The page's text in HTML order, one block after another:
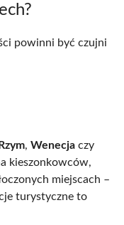
powinni być czujni
Rzym, Wenecja czy
kieszonkowców,
miejscach –
turystyczne to